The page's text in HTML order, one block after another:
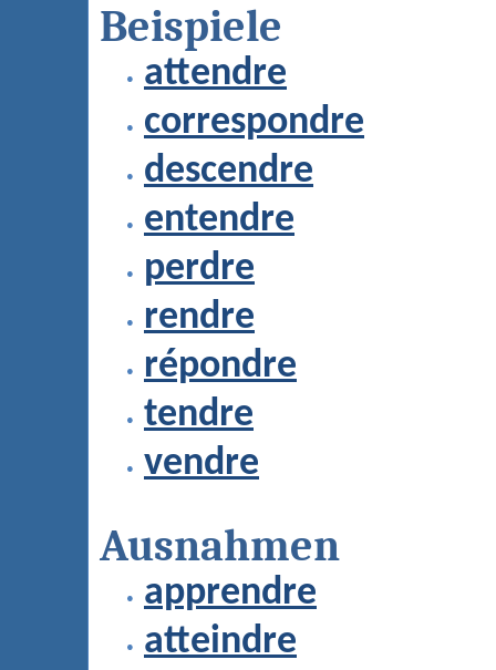
Beispiele
attendre
correspondre
descendre
entendre
perdre
rendre
répondre
tendre
vendre
Ausnahmen
apprendre
atteindre